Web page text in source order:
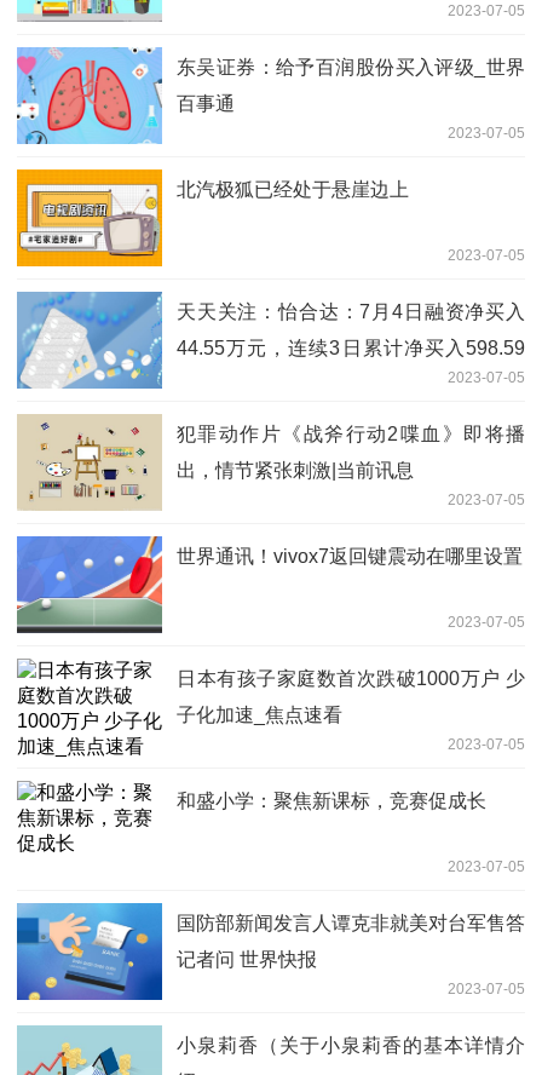
2023-07-05
东吴证券：给予百润股份买入评级_世界
百事通
2023-07-05
北汽极狐已经处于悬崖边上
2023-07-05
天天关注：怡合达：7月4日融资净买入
44.55万元，连续3日累计净买入598.59
2023-07-05
犯罪动作片《战斧行动2喋血》即将播
出，情节紧张刺激|当前讯息
2023-07-05
世界通讯！vivox7返回键震动在哪里设置
2023-07-05
日本有孩子家庭数首次跌破1000万户 少
子化加速_焦点速看
2023-07-05
和盛小学：聚焦新课标，竞赛促成长
2023-07-05
国防部新闻发言人谭克非就美对台军售答
记者问 世界快报
2023-07-05
小泉莉香（关于小泉莉香的基本详情介